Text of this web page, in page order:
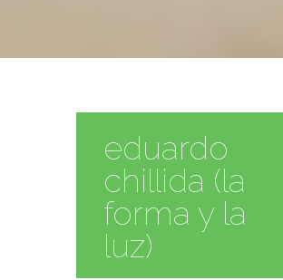
eduardo
chillida (la
forma y la
luz)